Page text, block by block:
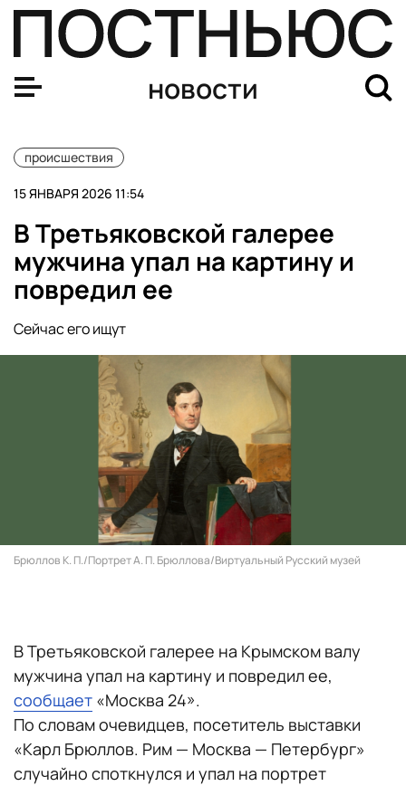
новости
происшествия
15 ЯНВАРЯ 2026 11:54
В Третьяковской галерее
мужчина упал на картину и
повредил ее
Сейчас его ищут
Брюллов К. П./Портрет А. П. Брюллова/Виртуальный Русский музей
В Третьяковской галерее на Крымском валу
мужчина упал на картину и повредил ее,
сообщает «Москва 24».
По словам очевидцев, посетитель выставки
«Карл Брюллов. Рим — Москва — Петербург»
случайно споткнулся и упал на портрет
Mash: девять человек пострадали при взрыве в